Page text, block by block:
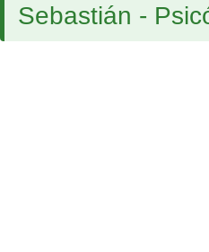
Sebastián -